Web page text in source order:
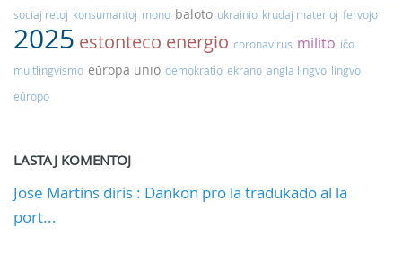
sociaj retoj konsumantoj mono baloto ukrainio krudaj materioj fervojo
2025 estonteco energio coronavirus milito iĉo
multlingvismo eŭropa unio demokratio ekrano angla lingvo lingvo
eŭropo
LASTAJ KOMENTOJ
Jose Martins diris : Dankon pro la tradukado al la
port...